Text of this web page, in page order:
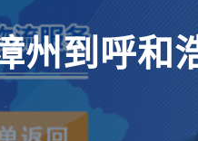
州到呼和